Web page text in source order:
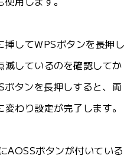
してWPSボタンを長押し
滅しているのを確認してか
タンを長押しすると、両
わり設定が完了します。
AOSSボタンが付いている